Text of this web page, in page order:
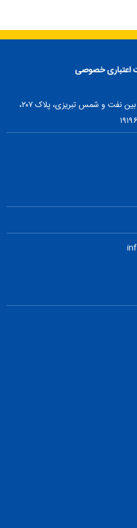
تهران، ضلع شمالی بلوار میرداماد، بین نفت و شمس تبریزی، پلاک ۲۰۷،